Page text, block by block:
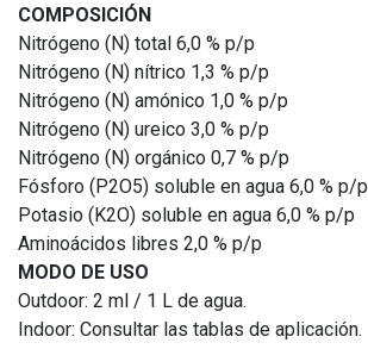
COMPOSICIÓN
Nitrógeno (N) total 6,0 % p/p
Nitrógeno (N) nítrico 1,3 % p/p
Nitrógeno (N) amónico 1,0 % p/p
Nitrógeno (N) ureico 3,0 % p/p
Nitrógeno (N) orgánico 0,7 % p/p
Fósforo (P2O5) soluble en agua 6,0 % p/p
Potasio (K2O) soluble en agua 6,0 % p/p
Aminoácidos libres 2,0 % p/p
MODO DE USO
Outdoor: 2 ml / 1 L de agua.
Indoor: Consultar las tablas de aplicación.